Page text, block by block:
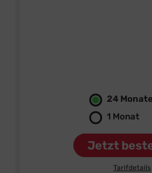
24 Monate
1 Monat
Jetzt
Tarifdetails